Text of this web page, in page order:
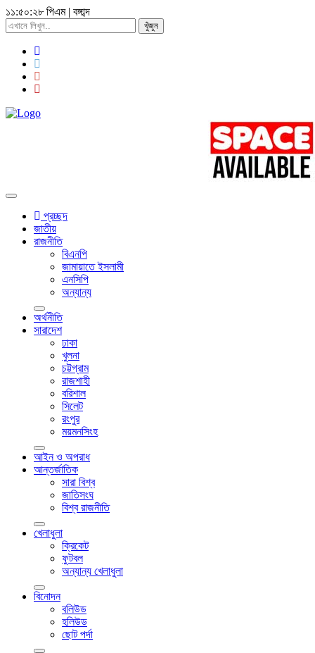
১১:৫০:৩০ পিএম| বঙ্গাব্দ
খুঁজুন
Toggle
navigationপ্রচ্ছদ
জাতীয়
রাজনীতি
বিএনপি
জামায়াতে ইসলামী
এনসিপি
অন্যান্য
অর্থনীতি
সারাদেশ
ঢাকা
খুলনা
চট্টগ্রাম
রাজশাহী
বরিশাল
সিলেট
রংপুর
ময়মনসিংহ
আইন ও অপরাধ
আন্তর্জাতিক
সারা বিশ্ব
জাতিসংঘ
বিশ্ব রাজনীতি
খেলাধুলা
ক্রিকেট
ফুটবল
অন্যান্য খেলাধুলা
বিনোদন
বলিউড
হলিউড
ছোট পর্দা